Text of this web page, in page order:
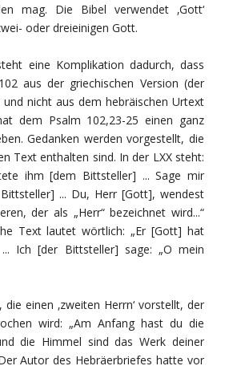
mag. Die Bibel verwendet ‚Gott‘
oder dreieinigen Gott.
eine Komplikation dadurch, dass
aus der griechischen Version (der
und nicht aus dem hebräischen Urtext
dem Psalm 102,23-25 einen ganz
Gedanken werden vorgestellt, die
Text enthalten sind. In der LXX steht:
ihm [dem Bittsteller] ... Sage mir
... Du, Herr [Gott], wendest
der als „Herr“ bezeichnet wird...“
Text lautet wörtlich: „Er [Gott] hat
Ich [der Bittsteller] sage: „O mein
die einen ‚zweiten Herrn‘ vorstellt, der
wird: „Am Anfang hast du die
die Himmel sind das Werk deiner
Autor des Hebräerbriefes hatte vor